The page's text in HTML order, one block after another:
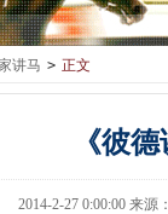
讲马 > 正文
《彼
2014-2-27 0:00:00 来源